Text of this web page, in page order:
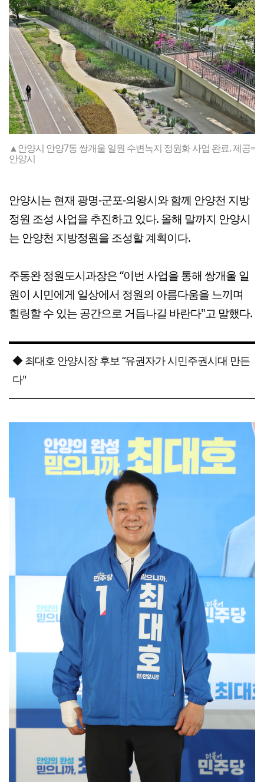
▲안양시 안양7동 쌍개울 일원 수변녹지 정원화 사업 완료. 제공=
안양시
안양시는 현재 광명-군포-의왕시와 함께 안양천 지방
정원 조성 사업을 추진하고 있다. 올해 말까지 안양시
는 안양천 지방정원을 조성할 계획이다.
주동완 정원도시과장은 “이번 사업을 통해 쌍개울 일
원이 시민에게 일상에서 정원의 아름다움을 느끼며
힐링할 수 있는 공간으로 거듭나길 바란다"고 말했다.
◆ 최대호 안양시장 후보 “유권자가 시민주권시대 만든
다"